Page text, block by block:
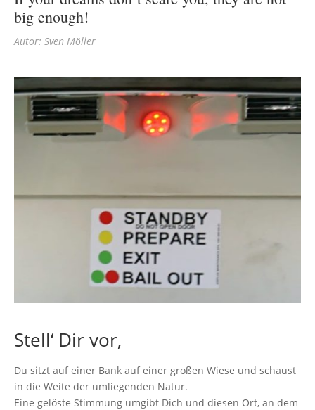
big enough!
Autor: Sven Möller
Stell‘ Dir vor,
Du sitzt auf einer Bank auf einer großen Wiese und schaust
in die Weite der umliegenden Natur.
Eine gelöste Stimmung umgibt Dich und diesen Ort, an dem